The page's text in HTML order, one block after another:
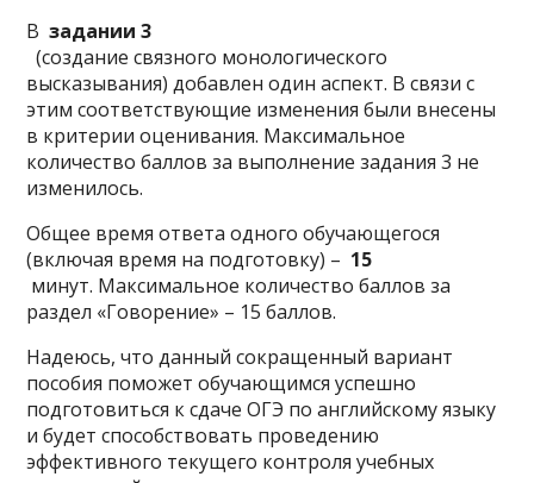
Взадании 3
(создание связного монологического
высказывания) добавлен один аспект. В связи с
этим соответствующие изменения были внесены
в критерии оценивания. Максимальное
количество баллов за выполнение задания 3 не
изменилось.
Общее время ответа одного обучающегося
(включая время на подготовку) – 15
минут. Максимальное количество баллов за
раздел «Говорение» – 15 баллов.
Надеюсь, что данный сокращенный вариант
пособия поможет обучающимся успешно
подготовиться к сдаче ОГЭ по английскому языку
и будет способствовать проведению
эффективного текущего контроля учебных